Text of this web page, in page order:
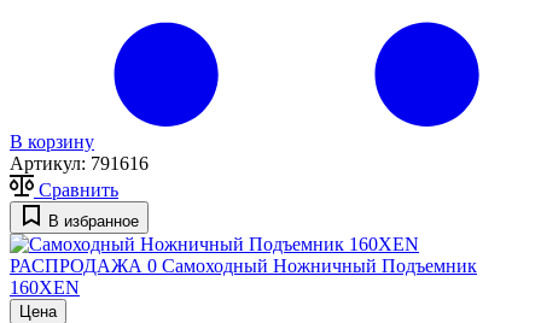
В корзину
Артикул: 791616
Сравнить
В избранное
РАСПРОДАЖА 0 Самоходный Ножничный Подъемник
160XEN
Цена